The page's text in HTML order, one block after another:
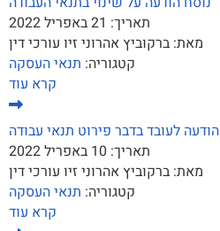
תאריך: 21 באפריל 2022
מאת: ברקוביץ אהרוני זיו עורכי דין
קטגוריה: תנאי העסקה
קרא עוד
הודעה לעובד בדבר פירוט תנאי עבודה
תאריך: 10 באפריל 2022
מאת: ברקוביץ אהרוני זיו עורכי דין
קטגוריה: תנאי העסקה
קרא עוד